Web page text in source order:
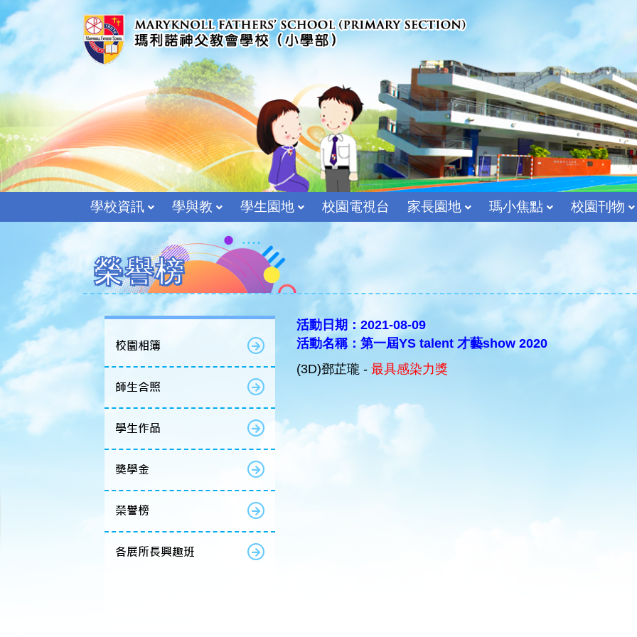
學校資訊 學與教 學生園地 校園電視台 家長園地 瑪小焦點 校園刊物
榮譽榜
校園相簿
師生合照
學生作品
獎學金
榮譽榜
各展所長興趣班
活動日期：2021-08-09
活動名稱：第一屆YS talent 才藝show 2020
(3D)鄧芷瓏 - 最具感染力獎